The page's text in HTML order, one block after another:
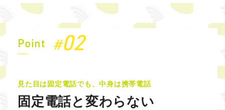
Point #02
見た目は固定電話でも、中身は携帯電話
固定電話と変わらない